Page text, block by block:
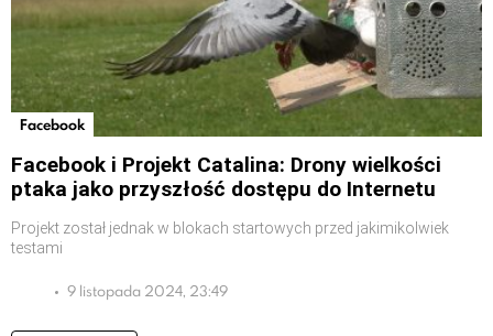
Facebook
Facebook i Projekt Catalina: Drony wielkości
ptaka jako przyszłość dostępu do Internetu
Projekt został jednak w blokach startowych przed jakimikolwiek
testami
9 listopada 2024, 23:49